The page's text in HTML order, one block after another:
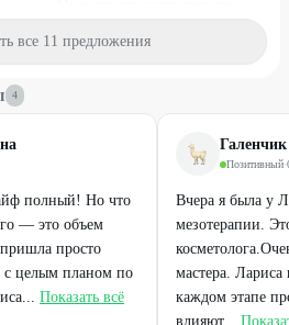
кислотой
все 11 предложения
4
полный! Но что
— это объем
просто
с целым планом по
Показать всё
Позитивный·
Вчера я была у
мезотерапии.
мастера. Лариса
каждом этапе
влияют...